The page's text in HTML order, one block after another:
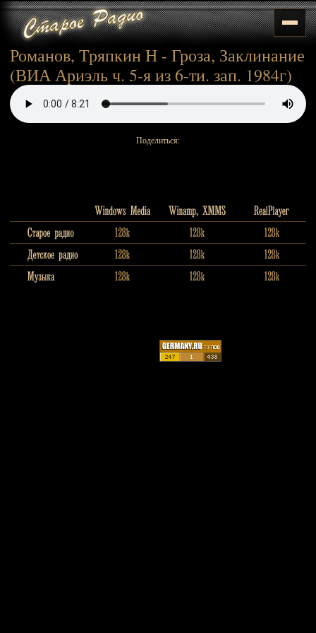
Романов, Тряпкин Н - Гроза, Заклинание
(ВИА Ариэль ч. 5-я из 6-ти. зап. 1984г)
Поделиться: